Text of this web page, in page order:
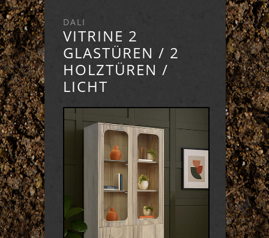
DALI
VITRINE 2
GLASTÜREN / 2
HOLZTÜREN /
LICHT